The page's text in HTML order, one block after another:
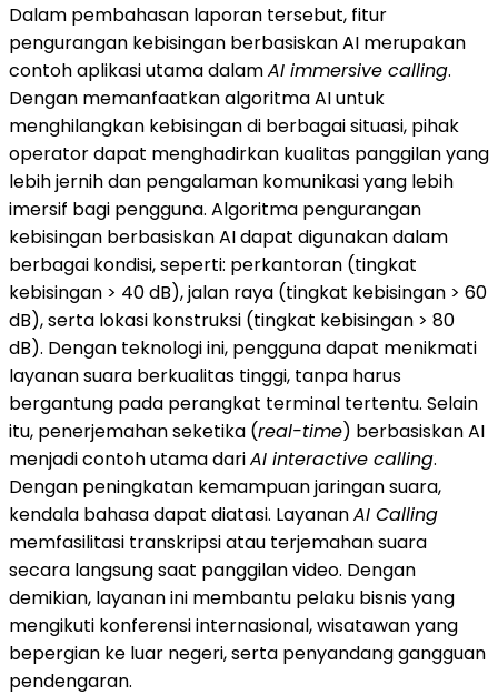
Dalam pembahasan laporan tersebut, fitur
pengurangan kebisingan berbasiskan AI merupakan
contoh aplikasi utama dalamAI immersive calling.
Dengan memanfaatkan algoritma AI untuk
menghilangkan kebisingan di berbagai situasi, pihak
operator dapat menghadirkan kualitas panggilan yang
lebih jernih dan pengalaman komunikasi yang lebih
imersif bagi pengguna. Algoritma pengurangan
kebisingan berbasiskan AI dapat digunakan dalam
berbagai kondisi, seperti: perkantoran (tingkat
kebisingan > 40 dB), jalan raya (tingkat kebisingan > 60
dB), serta lokasi konstruksi (tingkat kebisingan > 80
dB). Dengan teknologi ini, pengguna dapat menikmati
layanan suara berkualitas tinggi, tanpa harus
bergantung pada perangkat terminal tertentu. Selain
itu, penerjemahan seketika (real-time) berbasiskan AI
menjadi contoh utama dariAI interactive calling.
Dengan peningkatan kemampuan jaringan suara,
kendala bahasa dapat diatasi. LayananAI Calling
memfasilitasi transkripsi atau terjemahan suara
secara langsung saat panggilan video. Dengan
demikian, layanan ini membantu pelaku bisnis yang
mengikuti konferensi internasional, wisatawan yang
bepergian ke luar negeri, serta penyandang gangguan
pendengaran.